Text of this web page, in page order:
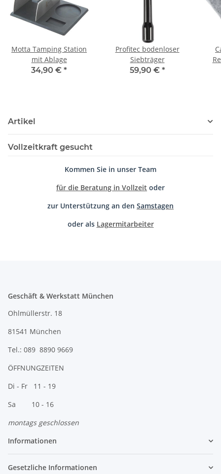
Motta Tamping Station
mit Ablage
34,90 € *
Profitec bodenloser
Siebträger
59,90 € *
Artikel
Vollzeitkraft gesucht
Kommen Sie in unser Team
für die Beratung in Vollzeit oder
zur Unterstützung an den Samstagen
oder als Lagermitarbeiter
Geschäft & Werkstatt München
Ohlmüllerstr. 18
81541 München
Tel.: 089 8890 9669
ÖFFNUNGZEITEN
Di - Fr 11 - 19
Sa 10 - 16
montags geschlossen
Informationen
Gesetzliche Informationen